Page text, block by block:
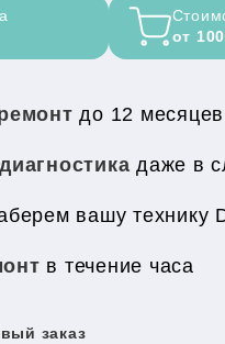
от
до 12 месяцев
даже в
вашу технику
в течение часа
заказ